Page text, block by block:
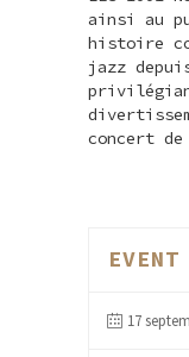
ainsi au
histoire
jazz
concert
17